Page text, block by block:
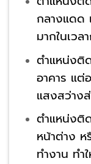
กลางแดด
มากในเวล
ตำแหน่งติ
อาคาร แต่
แสงสว่าง
ตำแหน่งติ
หน้าต่าง ห
ทำงาน ทำ